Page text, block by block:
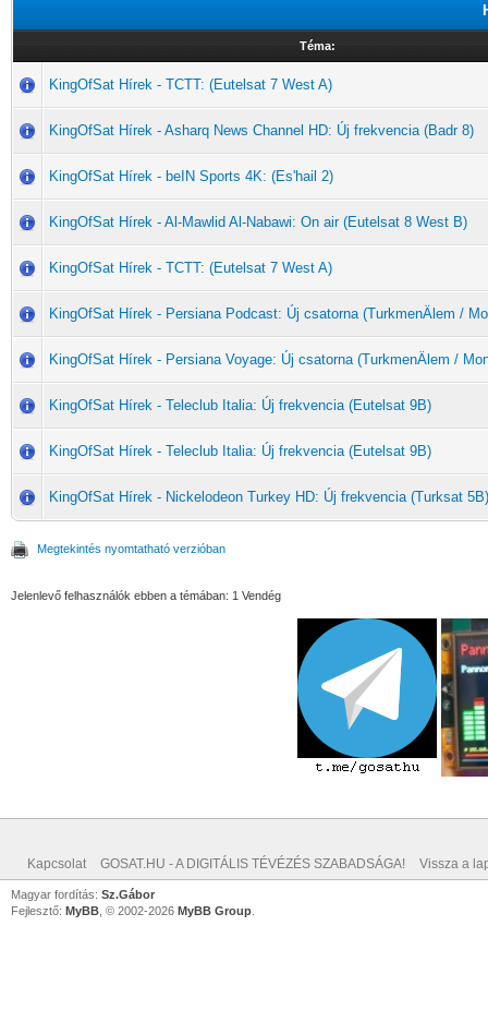
Téma:
KingOfSat Hírek - TCTT: (Eutelsat 7 West A)
KingOfSat Hírek - Asharq News Channel HD: Új frekvencia (Badr 8)
KingOfSat Hírek - beIN Sports 4K: (Es'hail 2)
KingOfSat Hírek - Al-Mawlid Al-Nabawi: On air (Eutelsat 8 West B)
KingOfSat Hírek - TCTT: (Eutelsat 7 West A)
KingOfSat Hírek - Persiana Podcast: Új csatorna (TurkmenÄlem /
KingOfSat Hírek - Persiana Voyage: Új csatorna (TurkmenÄlem /
KingOfSat Hírek - Teleclub Italia: Új frekvencia (Eutelsat 9B)
KingOfSat Hírek - Teleclub Italia: Új frekvencia (Eutelsat 9B)
KingOfSat Hírek - Nickelodeon Turkey HD: Új frekvencia (Turksat 5B)
Megtekintés nyomtatható verzióban
Jelenlevő felhasználók ebben a témában: 1 Vendég
Kapcsolat GOSAT.HU - A DIGITÁLIS TÉVÉZÉS SZABADSÁGA! Vissza a
Magyar fordítás: Sz.Gábor
Fejlesztő: MyBB , © 2002-2026 MyBB Group